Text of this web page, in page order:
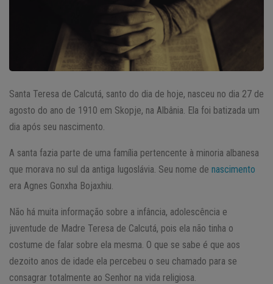
Santa Teresa de Calcutá, santo do dia de hoje, nasceu no dia 27 de
agosto do ano de 1910 em Skopje, na Albânia. Ela foi batizada um
dia após seu nascimento.
A santa fazia parte de uma família pertencente à minoria albanesa
que morava no sul da antiga Iugoslávia. Seu nome de nascimento
era Agnes Gonxha Bojaxhiu.
Não há muita informação sobre a infância, adolescência e
juventude de Madre Teresa de Calcutá, pois ela não tinha o
costume de falar sobre ela mesma. O que se sabe é que aos
dezoito anos de idade ela percebeu o seu chamado para se
consagrar totalmente ao Senhor na vida religiosa.